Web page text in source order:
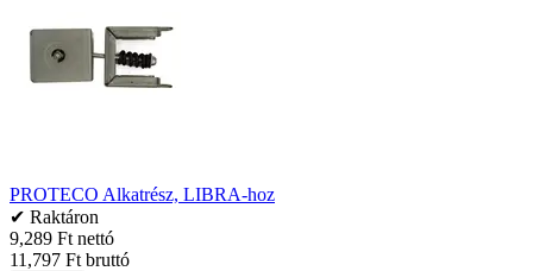
PROTECO Alkatrész, LIBRA-hoz
✔ Raktáron
9,289 Ft nettó
11,797 Ft bruttó